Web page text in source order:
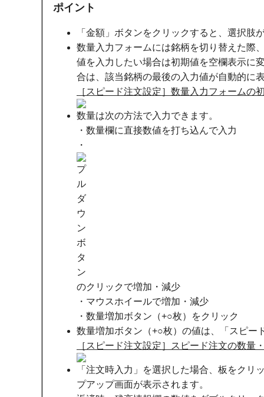
ポイント
「金額」ボタンをクリックすると、選択
数量入力フォームには銘柄を切り替えた際
値を入力したい場合は初期値を空欄表示に
合は、該当銘柄の最後の入力値が自動的に
［スピード注文設定］数量入力フォームの
数量は次の方法で入力できます。
・数量欄に直接数値を打ち込んで入力
・
のクリックで増加・減少
・マウスホイールで増加・減少
・数量増加ボタン（+○枚）をクリック
数量増加ボタン（+○枚）の値は、「スピー
［スピード注文設定］スピード注文の数量
「注文時入力」を選択した場合、板をク
プアップ画面が表示されます。